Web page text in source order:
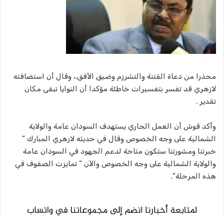
محذرا من دعاة الفتنة والتشرزم وضيق الأفق.، وقال أن استضافته
لازهري قد تفسر بتفسيرات خاطئة مؤكدا أن النوايا تبقى مكان
تقدير .
وأكد قوش أن العمل الجاري يستهدف السودان عامة والولاية
الشمالية على وجه الخصوص وقال في حديثه لازهري المبارك ”
خبرتنا ومشورتنا ستكون متاحة لدعم الجهود في السودان عامة
والولاية الشمالية على وجه الخصوص والآن ” تمايزت الصفوف في
هذه المرحلة”.